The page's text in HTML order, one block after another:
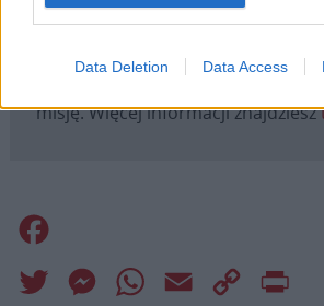
Data Deletion Data Access
Dlatego prosimy Cię owsparcie
pośrednictwem serwisu Patronite.
Dzięki Tobie będziemy mogli
misję. Więcej informacji znajdziesz
Twitter MessengerWhatsApp
Email
Copy